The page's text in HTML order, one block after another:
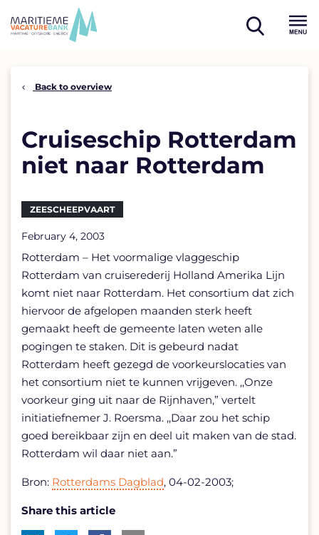
open
Back to overview
Cruiseschip Rotterdam
niet naar Rotterdam
ZEESCHEEPVAART
February 4, 2003
Rotterdam – Het voormalige vlaggeschip
Rotterdam van cruiserederij Holland Amerika Lijn
komt niet naar Rotterdam. Het consortium dat zich
hiervoor de afgelopen maanden sterk heeft
gemaakt heeft de gemeente laten weten alle
pogingen te staken. Dit is gebeurd nadat
Rotterdam heeft gezegd de voorkeurslocaties van
het consortium niet te kunnen vrijgeven. ,,Onze
voorkeur ging uit naar de Rijnhaven,” vertelt
initiatiefnemer J. Roersma. ,,Daar zou het schip
goed bereikbaar zijn en deel uit maken van de stad.
Rotterdam wil daar niet aan.”
Bron: Rotterdams Dagblad, 04-02-2003;
Share this article